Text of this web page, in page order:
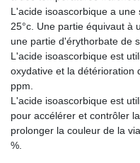
L'acide isoascorbique a
25°c. Une partie équivaut à
une partie d'érythorbate de
L'acide isoascorbique est
oxydative et la détérioration
ppm.
L'acide isoascorbique est
pour accélérer et contrôler
prolonger la couleur de la
%.